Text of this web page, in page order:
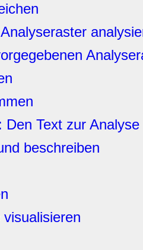
Text zur
beschreiben